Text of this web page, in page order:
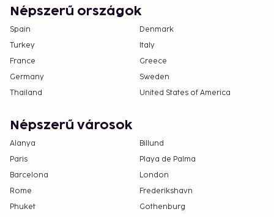
Népszerű országok
Spain
Denmark
Turkey
Italy
France
Greece
Germany
Sweden
Thailand
United States of America
Népszerű városok
Alanya
Billund
Paris
Playa de Palma
Barcelona
London
Rome
Frederikshavn
Phuket
Gothenburg